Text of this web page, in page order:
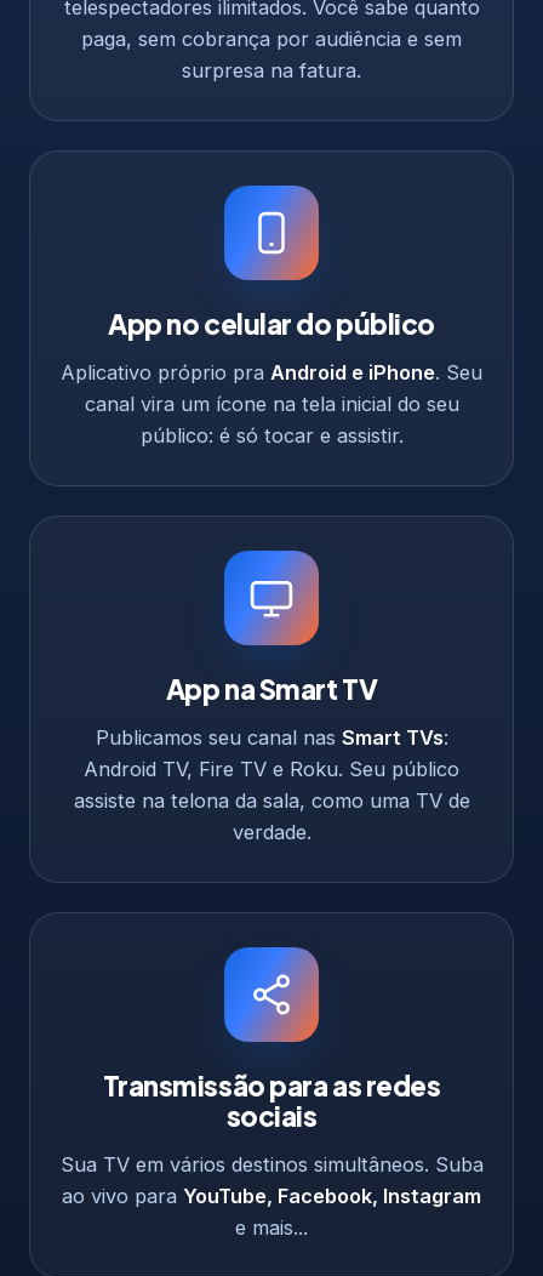
telespectadores ilimitados. Você sabe quanto
paga, sem cobrança por audiência e sem
surpresa na fatura.
App no celular do público
Aplicativo próprio pra Android e iPhone. Seu
canal vira um ícone na tela inicial do seu
público: é só tocar e assistir.
App na Smart TV
Publicamos seu canal nas Smart TVs:
Android TV, Fire TV e Roku. Seu público
assiste na telona da sala, como uma TV de
verdade.
Transmissão para as redes
sociais
Sua TV em vários destinos simultâneos. Suba
ao vivo para YouTube, Facebook, Instagram
e mais...